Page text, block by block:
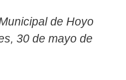
de Hoyo
30 de mayo de